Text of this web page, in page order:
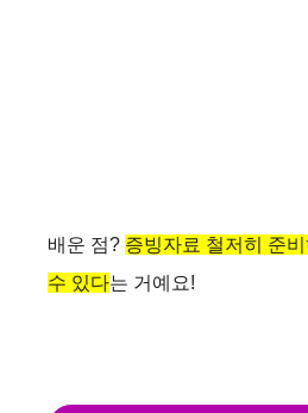
배운 점? 증빙자료 철저히 준
수 있다는 거예요!